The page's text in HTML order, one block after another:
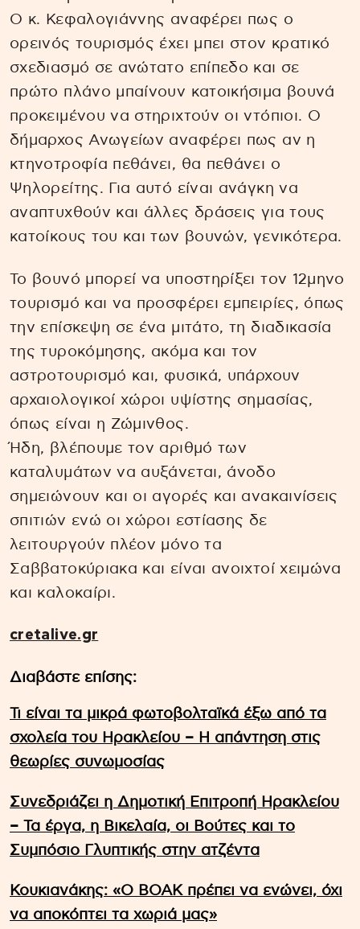
Ο κ. Κεφαλογιάννης αναφέρει πως ο
ορεινός τουρισμός έχει μπει στον κρατικό
σχεδιασμό σε ανώτατο επίπεδο και σε
πρώτο πλάνο μπαίνουν κατοικήσιμα βουνά
προκειμένου να στηριχτούν οι ντόπιοι. Ο
δήμαρχος Ανωγείων αναφέρει πως αν η
κτηνοτροφία πεθάνει, θα πεθάνει ο
Ψηλορείτης. Για αυτό είναι ανάγκη να
αναπτυχθούν και άλλες δράσεις για τους
κατοίκους του και των βουνών, γενικότερα.
Το βουνό μπορεί να υποστηρίξει τον 12μηνο
τουρισμό και να προσφέρει εμπειρίες, όπως
την επίσκεψη σε ένα μιτάτο, τη διαδικασία
της τυροκόμησης, ακόμα και τον
αστροτουρισμό και, φυσικά, υπάρχουν
αρχαιολογικοί χώροι υψίστης σημασίας,
όπως είναι η Ζώμινθος.
Ήδη, βλέπουμε τον αριθμό των
καταλυμάτων να αυξάνεται, άνοδο
σημειώνουν και οι αγορές και ανακαινίσεις
σπιτιών ενώ οι χώροι εστίασης δε
λειτουργούν πλέον μόνο τα
Σαββατοκύριακα και είναι ανοιχτοί χειμώνα
και καλοκαίρι.
cretalive.gr
Διαβάστε επίσης:
Τι είναι τα μικρά φωτοβολταϊκά έξω από τα
σχολεία του Ηρακλείου – Η απάντηση στις
θεωρίες συνωμοσίας
Συνεδριάζει η Δημοτική Επιτροπή Ηρακλείου
– Τα έργα, η Βικελαία, οι Βούτες και το
Συμπόσιο Γλυπτικής στην ατζέντα
Κουκιανάκης: «Ο ΒΟΑΚ πρέπει να ενώνει, όχι
να αποκόπτει τα χωριά μας»